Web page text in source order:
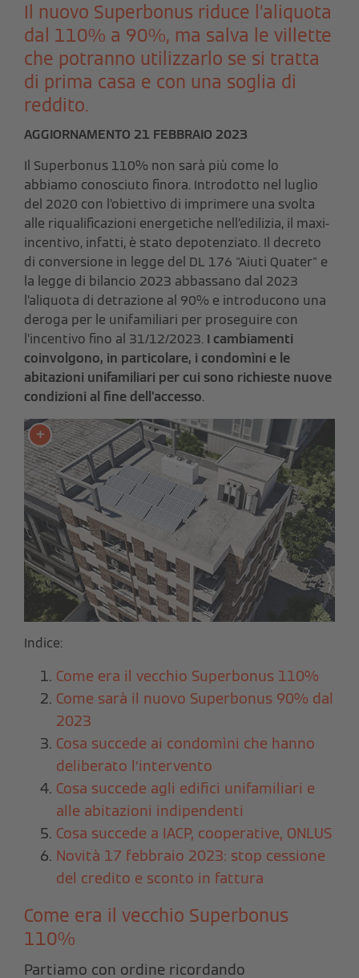
Il nuovo Superbonus riduce l’aliquota
dal 110% a 90%, ma salva le villette
che potranno utilizzarlo se si tratta
di prima casa e con una soglia di
reddito.
AGGIORNAMENTO 21 FEBBRAIO 2023
Il Superbonus 110% non sarà più come lo
abbiamo conosciuto finora. Introdotto nel luglio
del 2020 con l’obiettivo di imprimere una svolta
alle riqualificazioni energetiche nell’edilizia, il maxi-
incentivo, infatti, è stato depotenziato. Il decreto
di conversione in legge del DL 176 "Aiuti Quater" e
la legge di bilancio 2023 abbassano dal 2023
l’aliquota di detrazione al 90% e introducono una
deroga per le unifamiliari per proseguire con
l’incentivo fino al 31/12/2023. I cambiamenti
coinvolgono, in particolare, i condomìni e le
abitazioni unifamiliari per cui sono richieste nuove
condizioni al fine dell’accesso.
Indice:
Come era il vecchio Superbonus 110%
Come sarà il nuovo Superbonus 90% dal
2023
Cosa succede ai condomìni che hanno
deliberato l’intervento
Cosa succede agli edifici unifamiliari e
alle abitazioni indipendenti
Cosa succede a IACP, cooperative, ONLUS
Novità 17 febbraio 2023: stop cessione
del credito e sconto in fattura
Come era il vecchio Superbonus
110%
Partiamo con ordine ricordando